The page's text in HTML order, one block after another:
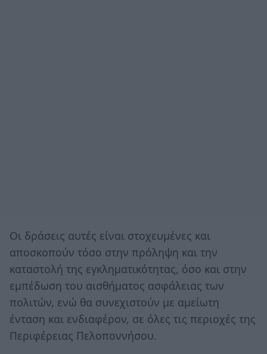
Οι δράσεις αυτές είναι στοχευμένες και
αποσκοπούν τόσο στην πρόληψη και την
καταστολή της εγκληματικότητας, όσο και στην
εμπέδωση του αισθήματος ασφάλειας των
πολιτών, ενώ θα συνεχιστούν με αμείωτη
ένταση και ενδιαφέρον, σε όλες τις περιοχές της
Περιφέρειας Πελοποννήσου.